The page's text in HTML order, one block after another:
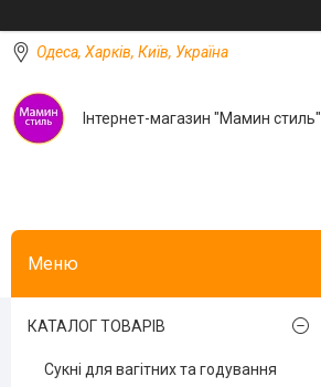
Одеса, Харків, Київ, Україна
Інтернет-магазин "Мамин стиль"
КАТАЛОГ ТОВАРІВ
Сукні для вагітних та годування